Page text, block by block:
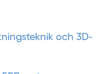
och 3D-